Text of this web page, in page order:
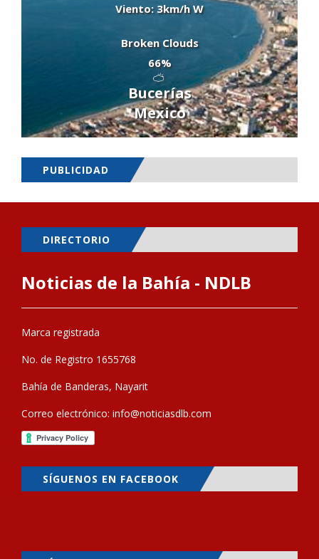
Viento: 3km/h W
Broken Clouds
66%
Bucerías
Mexico
PUBLICIDAD
DIRECTORIO
Noticias de la Bahía - NDLB
Marca registrada
No. de Registro 1655768
Bahía de Banderas, Nayarit
Correo electrónico: info@noticiasdlb.com
SÍGUENOS EN FACEBOOK